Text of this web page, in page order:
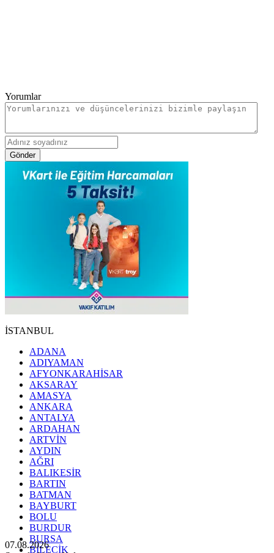
Yorumlar
Gönder
İSTANBUL
ADANA
ADIYAMAN
AFYONKARAHİSAR
AKSARAY
AMASYA
ANKARA
ANTALYA
ARDAHAN
ARTVİN
AYDIN
AĞRI
BALIKESİR
BARTIN
BATMAN
BAYBURT
BOLU
BURDUR
BURSA
BİLECİK
07.08.2026